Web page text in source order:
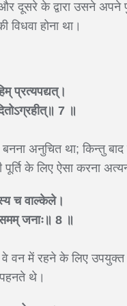
दूसरे के द्वारा उसने अपने
होना था।
प्रत्यपद्यत्।
7 ॥
अनुचित था; किन्तु
पूर्ति के लिए ऐसा करना
च वाल्केले।
जनाः॥ 8 ॥
वे वन में रहने के लिए
थे।